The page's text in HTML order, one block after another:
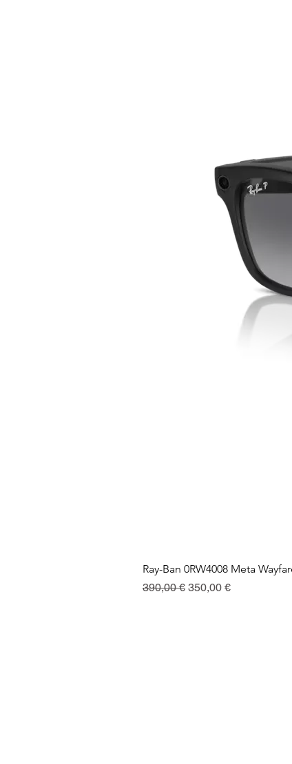
Ray-Ban 0RW4008 Meta
Prezzo regolare
390,00 € Prezzo scontato
350,00 €